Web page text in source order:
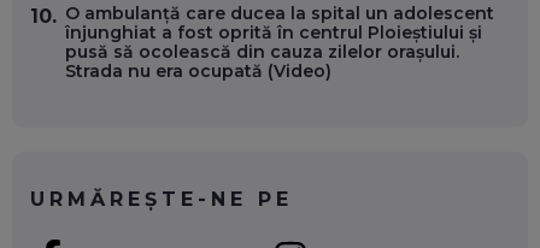
ROBERT GRAUR, FOMO: SPEAKERUL PE SCENĂ, INVITATUL
ÎN SALĂ, DAR ÎNVĂȚĂM UNII DE LA CEILALȚI. VIN JASON
DERULO, STEVEN BARTLETT ȘI ALȚI PESTE 60 DE
ANTREPRENORI
ȘI SĂ DECIDEM
10. O ambulanță care ducea la spital un adolescent
înjunghiat a fost oprită în centrul Ploieștiului și
pusă să ocolească din cauza zilelor orașului.
Strada nu era ocupată (Video)
URMĂREȘTE-NE PE